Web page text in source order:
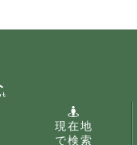
現在地
で検索